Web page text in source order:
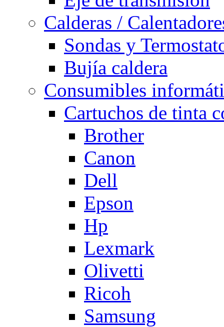
Calderas /
Sondas y
Bujía caldera
Consumibles
Cartuchos de tinta
Brother
Canon
Dell
Epson
Hp
Lexmark
Olivetti
Ricoh
Samsung